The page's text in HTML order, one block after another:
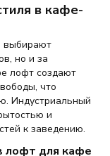
в кафе-
выбирают
но и за
лофт создают
что
Индустриальный
и
к заведению.
лофт для кафе